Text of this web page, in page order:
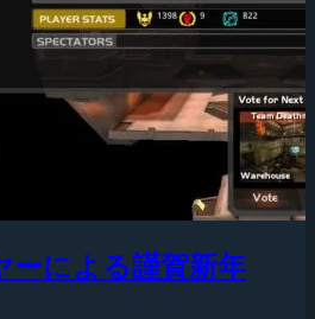
ーによる謹賀新年